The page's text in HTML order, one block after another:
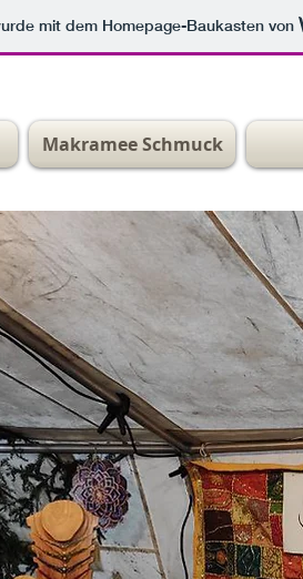
mit dem Homepage-Baukasten von
Makramee Schmuck